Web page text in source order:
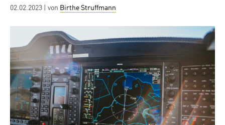
Posted
02.02.2023 | von Birthe Struffmann